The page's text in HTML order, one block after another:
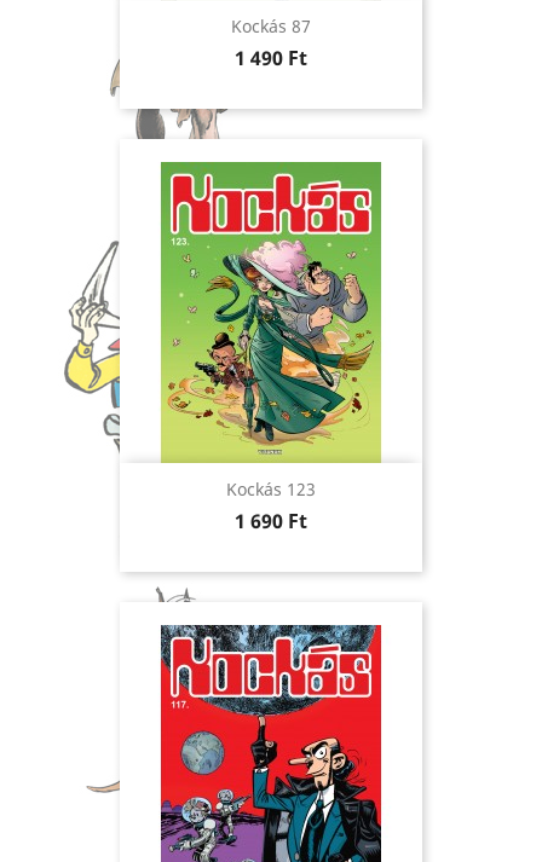
Kockás 87
Ár
1 490 Ft
Kockás 123
Ár
1 690 Ft